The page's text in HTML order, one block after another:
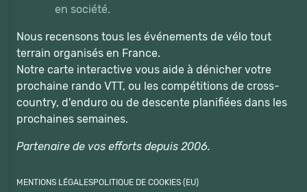
en société.
Nous recensons tous les événements de vélo tout
terrain organisés en France.
Notre carte interactive vous aide à dénicher votre
prochaine rando VTT, ou les compétitions de cross-
country, d'enduro ou de descente planifiées dans les
prochaines semaines.
Partenaire de vos efforts depuis 2006.
MENTIONS LÉGALESPOLITIQUE DE COOKIES (EU)